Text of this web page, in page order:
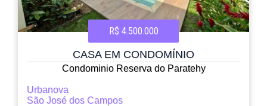
R$ 4.500.000
CASA EM CONDOMÍNIO
Condominio Reserva do Paratehy
Urbanova
São José dos Campos